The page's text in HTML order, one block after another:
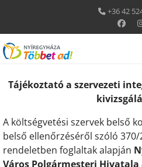
+36 42
Tájékoztató a szervezeti
A költségvetési szervek belső
belső ellenőrzéséről szóló 370/
rendeletben foglaltak alapján
Város Polgármesteri Hivatala